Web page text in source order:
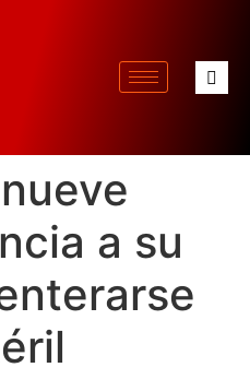
nueve
a su